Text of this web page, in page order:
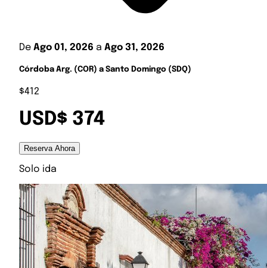
De Ago 01, 2026 a Ago 31, 2026
Córdoba Arg. (COR) a Santo Domingo (SDQ)
$412
USD$ 374
Reserva Ahora
Solo ida